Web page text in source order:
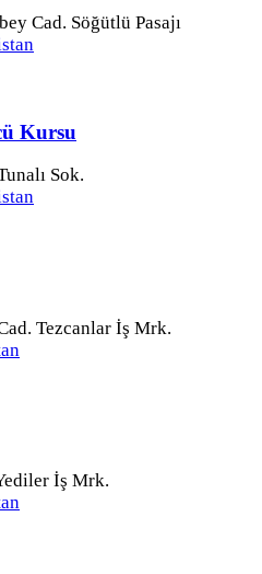
Cad. Söğütlü Pasajı
Kursu
Sok.
Tezcanlar İş Mrk.
İş Mrk.